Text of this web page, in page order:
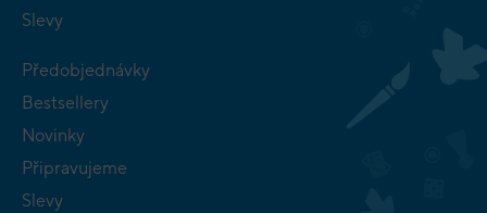
Slevy
Předobjednávky
Bestsellery
Novinky
Připravujeme
Slevy